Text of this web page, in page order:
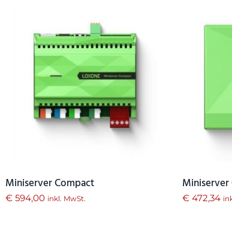
Miniserver Compact
€ 594,00 inkl. MwSt.
Miniserver
€472,34